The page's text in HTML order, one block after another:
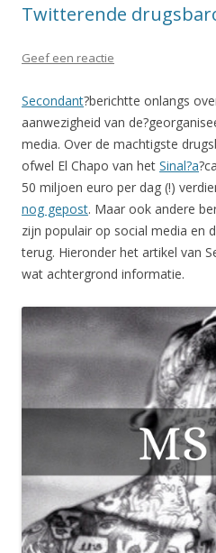
Twitterende
Geef een reactie
Secondant?berichtte onlangs
aanwezigheid van
media. Over de machtigste
ofwel El Chapo van het Sinal?a
50 miljoen euro per dag (!)
nog gepost. Maar ook andere
zijn populair op social media en
terug. Hieronder het artikel van
wat achtergrond informatie.